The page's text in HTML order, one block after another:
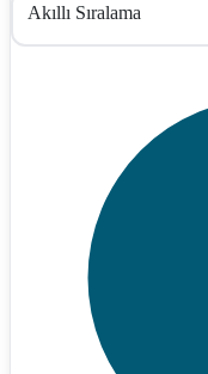
Akıllı Sıralama